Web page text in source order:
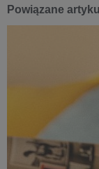
Powiązane